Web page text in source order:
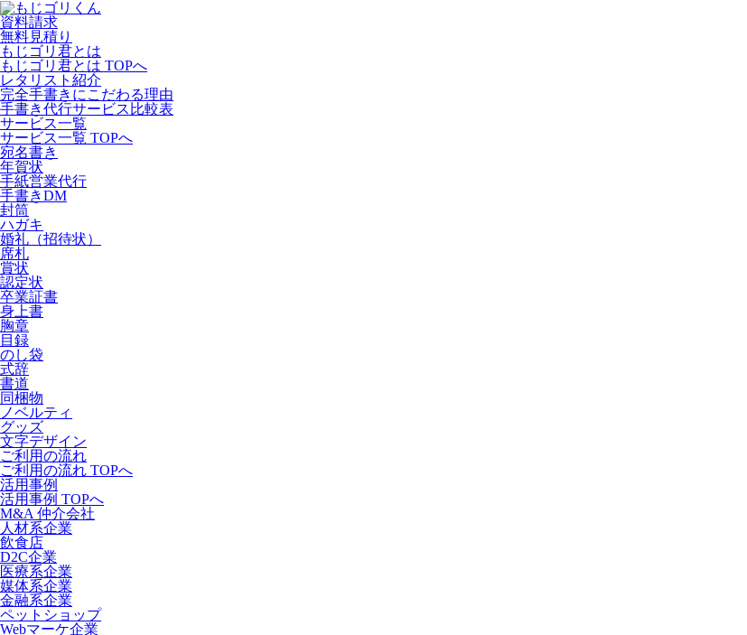
資料請求
無料見積り
もじゴリ君とは
もじゴリ君とは TOPへ
レタリスト紹介
完全手書きにこだわる理由
手書き代行サービス比較表
サービス一覧
サービス一覧 TOPへ
宛名書き
年賀状
手紙営業代行
手書きDM
封筒
ハガキ
婚礼（招待状）
席札
賞状
認定状
卒業証書
身上書
胸章
目録
のし袋
式辞
書道
同梱物
ノベルティ
グッズ
文字デザイン
ご利用の流れ
ご利用の流れ TOPへ
活用事例
活用事例 TOPへ
M&A 仲介会社
人材系企業
飲食店
D2C企業
医療系企業
媒体系企業
金融系企業
ペットショップ
Webマーケ企業